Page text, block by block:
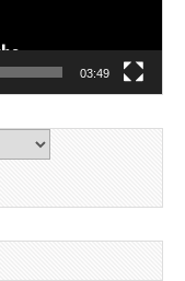
03:49